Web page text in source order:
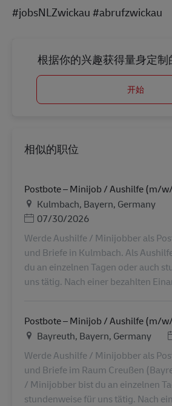
#jobsNLZwickau #abrufzwickau
根据你的兴趣获得量身定制
开始
相似的职位
Postbote – Minijob / Aushilfe (m/
地点Kulmbach, Bayern, Germany
Posted Date
07/30/2026
Werde Aushilfe / Minijobber als
und Briefe in Kulmbach. Als
du an einzelnen Tagen oder auch
uns tätig. Nach einer bezahlten
Postbote – Minijob / Aushilfe (m/
地点Bayreuth, Bayern, Germany
Werde Aushilfe / Minijobber als
und Briefe im Raum Creußen
/ Minijobber bist du an einzelnen
stundenweise für uns tätig. Nach